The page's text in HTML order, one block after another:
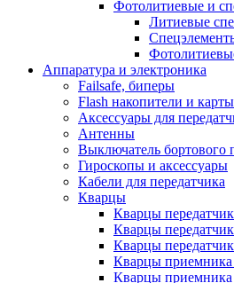
Фотолитиевые и
Литиевые
Аппаратура и электроника
Failsafe, биперы
Flash накопители и
Аксессуары для
Антенны
Выключатель бортового
Гироскопы и аксессуары
Кабели для передатчика
Кварцы
Кварцы
Кварцы
Кварцы
Кварцы
Кварцы приемника